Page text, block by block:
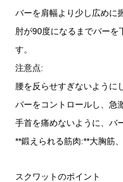
バーを肩幅より少し広めに
肘が90度になるまでバーを
す。
注意点:
腰を反らせすぎないように
バーをコントロールし、急
手首を痛めないように、バ
**鍛えられる筋肉:**大胸筋
スクワットのポイント